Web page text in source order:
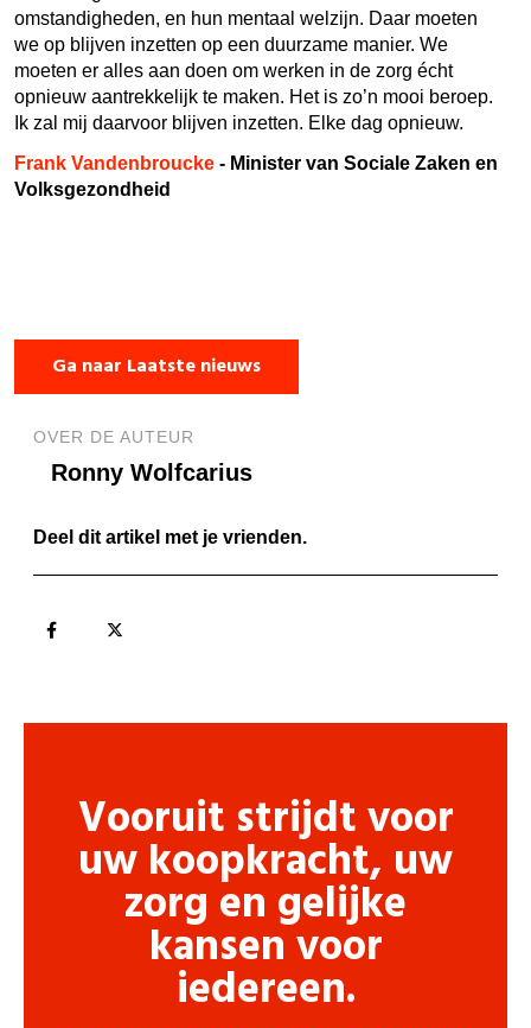
omstandigheden, en hun mentaal welzijn. Daar moeten
we op blijven inzetten op een duurzame manier. We
moeten er alles aan doen om werken in de zorg écht
opnieuw aantrekkelijk te maken. Het is zo’n mooi beroep.
Ik zal mij daarvoor blijven inzetten. Elke dag opnieuw.
Frank Vandenbroucke - Minister van Sociale Zaken en
Volksgezondheid
Ga naar Laatste nieuws
OVER DE AUTEUR
Ronny Wolfcarius
Deel dit artikel met je vrienden.
Vooruit strijdt voor
uw koopkracht, uw
zorg en gelijke
kansen voor
iedereen.